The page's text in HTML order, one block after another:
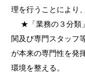
理を行うことにより
★「業務の３分類
関及び専門スタッフ
が本来の専門性を発
環境を整える。